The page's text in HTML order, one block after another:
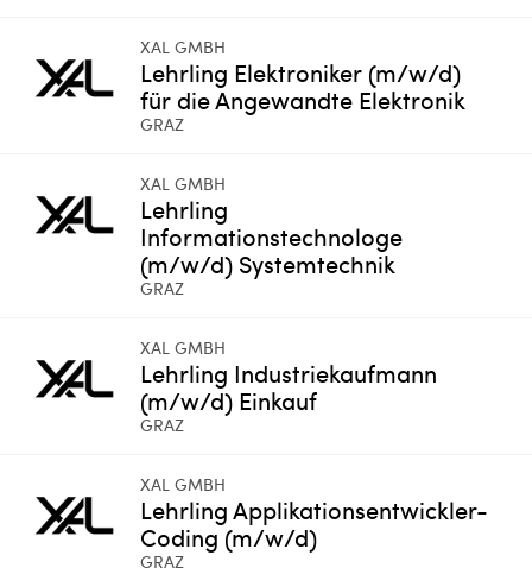
XAL GMBH
Lehrling Elektroniker (m/w/d)
für die Angewandte Elektronik
GRAZ
XAL GMBH
Lehrling
Informationstechnologe
(m/w/d) Systemtechnik
GRAZ
XAL GMBH
Lehrling Industriekaufmann
(m/w/d) Einkauf
GRAZ
XAL GMBH
Lehrling Applikationsentwickler-
Coding (m/w/d)
GRAZ